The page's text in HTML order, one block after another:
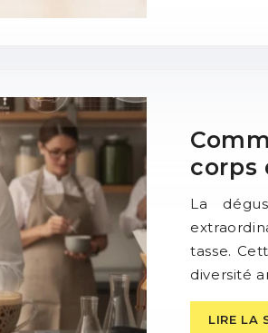
corps
La
tasse.
diversité
LIRE LA